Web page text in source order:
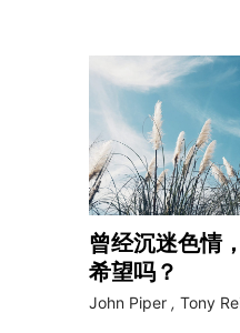
曾经沉迷色情
希望吗？
John Piper , Tony